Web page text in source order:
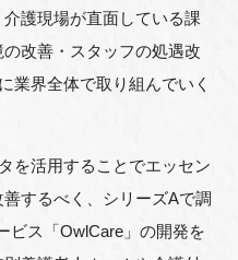
護現場が直面している課
改善・スタッフの処遇改
業界全体で取り組んでいく
を活用することでエッセン
するべく、シリーズAで調
ビス「OwlCare」の開発を